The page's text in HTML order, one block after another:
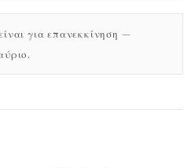
για επανεκκίνηση —